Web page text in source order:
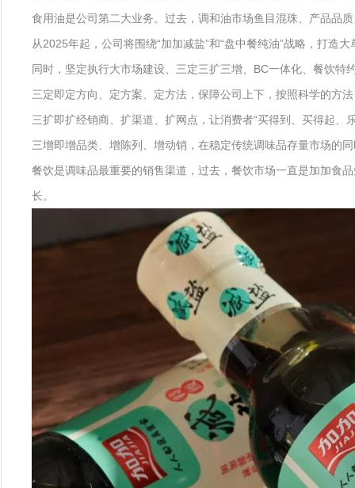
食用油是公司第二大业务。过去，调和油市场鱼目混珠、产品品
从2025年起，公司将围绕“加加减盐”和“盘中餐纯油”战略，打造
同时，坚定执行大市场建设、三定三扩三增、BC一体化、餐饮特
三定即定方向、定方案、定方法，保障公司上下，按照科学的方
三扩即扩经销商、扩渠道、扩网点，让消费者“买得到、买得起、
三增即增品类、增陈列、增动销，在稳定传统调味品存量市场的
餐饮是调味品最重要的销售渠道，过去，餐饮市场一直是加加食
长。